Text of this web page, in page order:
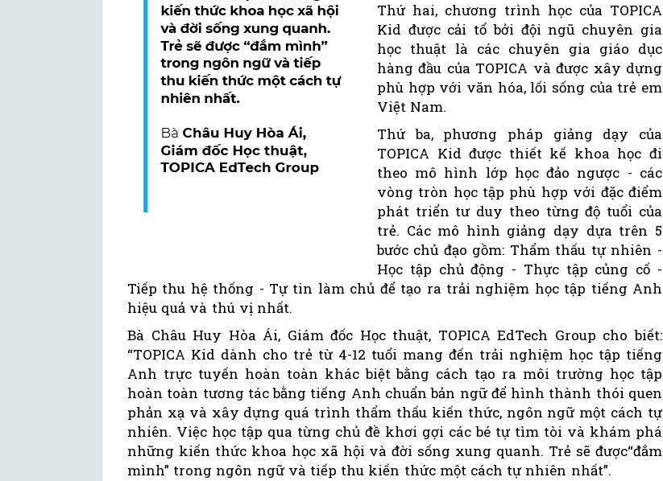
Thứ hai, chương trình học của TOPICA
Kid được cải tổ bởi đội ngũ chuyên gia
học thuật là các chuyên gia giáo dục
hàng đầu của TOPICA và được xây dựng
phù hợp với văn hóa, lối sống của trẻ em
Việt Nam.
Thứ ba, phương pháp giảng dạy của
TOPICA Kid được thiết kế khoa học đi
theo mô hình lớp học đảo ngược - các
vòng tròn học tập phù hợp với đặc điểm
phát triển tư duy theo từng độ tuổi của
trẻ. Các mô hình giảng dạy dựa trên 5
bước chủ đạo gồm: Thẩm thấu tự nhiên -
Học tập chủ động - Thực tập củng cố -
Tiếp thu hệ thống - Tự tin làm chủ để tạo ra trải nghiệm học tập tiếng Anh
hiệu quả và thú vị nhất.
Bà Châu Huy Hòa Ái, Giám đốc Học thuật, TOPICA EdTech Group cho biết:
“TOPICA Kid dành cho trẻ từ 4-12 tuổi mang đến trải nghiệm học tập tiếng
Anh trực tuyến hoàn toàn khác biệt bằng cách tạo ra môi trường học tập
hoàn toàn tương tác bằng tiếng Anh chuẩn bản ngữ để hình thành thói quen
phản xạ và xây dựng quá trình thẩm thấu kiến thức, ngôn ngữ một cách tự
nhiên. Việc học tập qua từng chủ đề khơi gợi các bé tự tìm tòi và khám phá
những kiến thức khoa học xã hội và đời sống xung quanh. Trẻ sẽ được“đắm
mình” trong ngôn ngữ và tiếp thu kiến thức một cách tự nhiên nhất”.